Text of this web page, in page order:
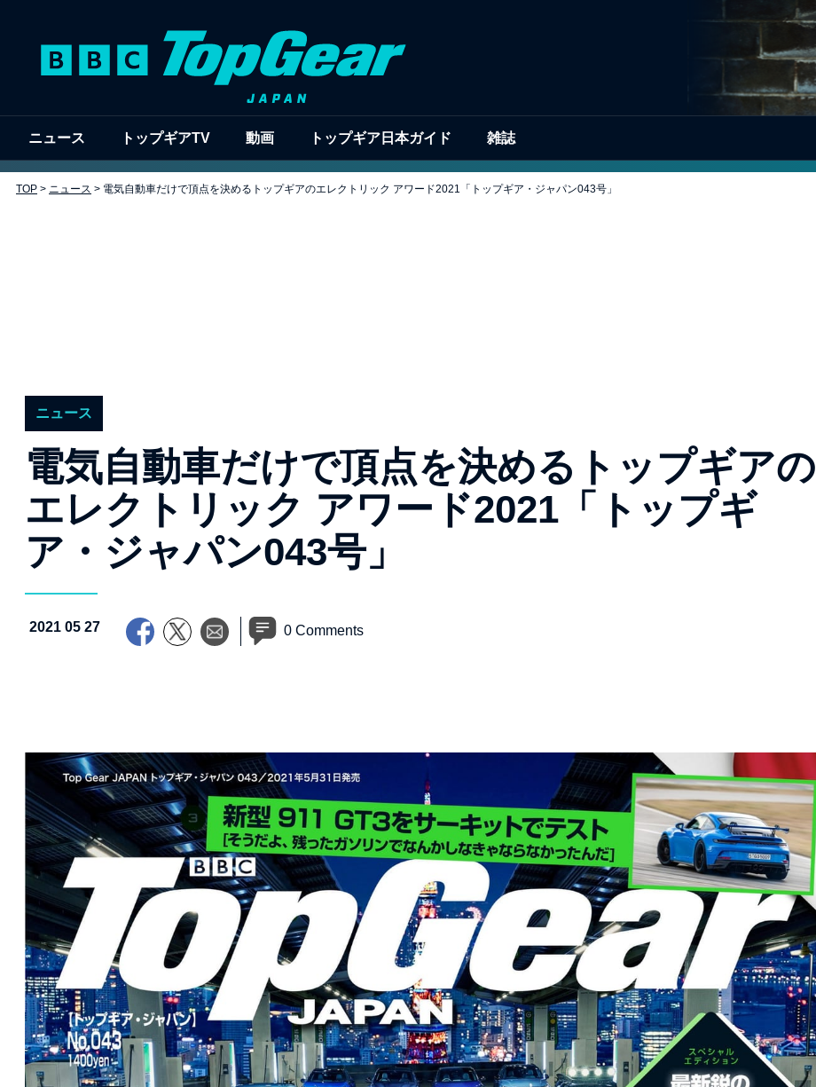
ニュース トップギアTV 動画 トップギア日本ガイド 雑誌
TOP > ニュース > 電気自動車だけで頂点を決めるトップギアのエレクトリック アワード2021「トップギア・ジャパン043号」
ニュース
電気自動車だけで頂点を決めるトップギアの
エレクトリック アワード2021「トップギ
ア・ジャパン043号」
2021 05 27 0 Comments